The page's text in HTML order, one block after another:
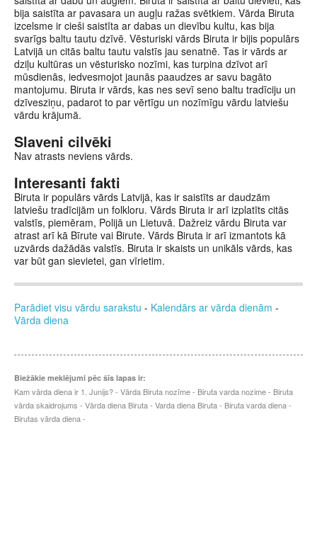
bija saistīta ar pavasara un augļu ražas svētkiem. Vārda Biruta
izcelsme ir cieši saistīta ar dabas un dievību kultu, kas bija
svarīgs baltu tautu dzīvē. Vēsturiski vārds Biruta ir bijis populārs
Latvijā un citās baltu tautu valstīs jau senatnē. Tas ir vārds ar
dziļu kultūras un vēsturisko nozīmi, kas turpina dzīvot arī
mūsdienās, iedvesmojot jaunās paaudzes ar savu bagāto
mantojumu. Biruta ir vārds, kas nes sevī seno baltu tradīciju un
dzīvesziņu, padarot to par vērtīgu un nozīmīgu vārdu latviešu
vārdu krājumā.
Slaveni cilvēki
Nav atrasts neviens vārds.
Interesanti fakti
Biruta ir populārs vārds Latvijā, kas ir saistīts ar daudzām
latviešu tradīcijām un folkloru. Vārds Biruta ir arī izplatīts citās
valstīs, piemēram, Polijā un Lietuvā. Dažreiz vārdu Biruta var
atrast arī kā Bīrute vai Birute. Vārds Biruta ir arī izmantots kā
uzvārds dažādās valstīs. Biruta ir skaists un unikāls vārds, kas
var būt gan sievietei, gan vīrietim.
Parādiet visu vārdu sarakstu - Kalendārs ar vārda dienām -
Vārda diena
Biežākie meklējumi pēc šīs lapas ir:
Kam vārda diena ir 1. Junijs? - Vārda Biruta nozīme - Biruta varda nozime - Biruta
vārda skaidrojums - Vārda diena Biruta - Varda diena Biruta - Biruta varda diena -
Birutas vārda diena -